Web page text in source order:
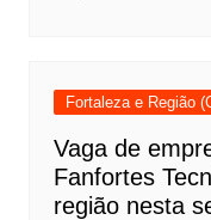
Fortaleza e Região
Vaga de
Fanfortes
região nesta